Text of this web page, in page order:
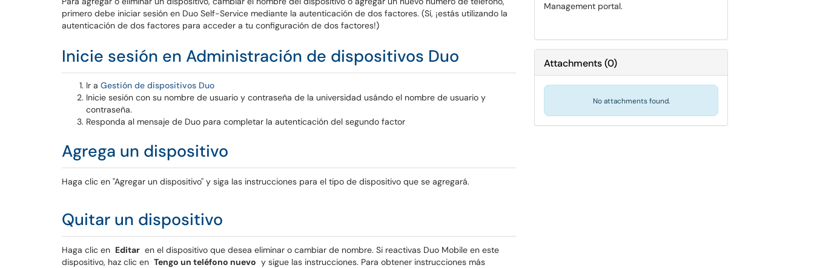
primero debe iniciar sesión en Duo Self-Service mediante la autenticación de dos factores. (Sí, ¡estás utilizando la
autenticación de dos factores para acceder a tu configuración de dos factores!)
Inicie sesión en Administración de dispositivos Duo
Ir a Gestión de dispositivos Duo
Inicie sesión con su nombre de usuario y contraseña de la universidad usándo el nombre de usuario y
contraseña.
Responda al mensaje de Duo para completar la autenticación del segundo factor
Agrega un dispositivo
Haga clic en "Agregar un dispositivo" y siga las instrucciones para el tipo de dispositivo que se agregará.
Quitar un dispositivo
Haga clic en Editar en el dispositivo que desea eliminar o cambiar de nombre. Si reactivas Duo Mobile en este
dispositivo, haz clic en Tengo un teléfono nuevo y sigue las instrucciones. Para obtener instrucciones más
Management portal.
Attachments(0)
No attachments found.